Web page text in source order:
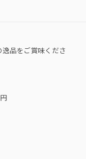
品をご賞味くださ